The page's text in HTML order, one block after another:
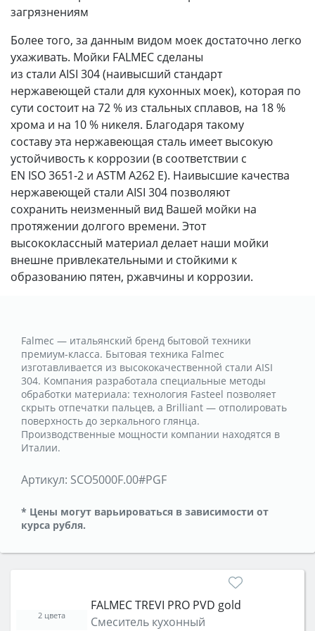
загрязнениям
Более того, за данным видом моек достаточно легко
ухаживать. Мойки FALMEC сделаны
из стали AISI 304 (наивысший стандарт
нержавеющей стали для кухонных моек), которая по
сути состоит на 72 % из стальных сплавов, на 18 %
хрома и на 10 % никеля. Благодаря такому
составу эта нержавеющая сталь имеет высокую
устойчивость к коррозии (в соответствии с
EN ISO 3651-2 и ASTM A262 E). Наивысшие качества
нержавеющей стали AISI 304 позволяют
сохранить неизменный вид Вашей мойки на
протяжении долгого времени. Этот
высококлассный материал делает наши мойки
внешне привлекательными и стойкими к
образованию пятен, ржавчины и коррозии.
Falmec — итальянский бренд бытовой техники
премиум-класса. Бытовая техника Falmec
изготавливается из высококачественной стали AISI
304. Компания разработала специальные методы
обработки материала: технология Fasteel позволяет
скрыть отпечатки пальцев, а Brilliant — отполировать
поверхность до зеркального глянца.
Производственные мощности компании находятся в
Италии.
Артикул: SCO5000F.00#PGF
* Цены могут варьироваться в зависимости от
курса рубля.
FALMEC TREVI PRO PVD gold
Смеситель кухонный
2 цвета